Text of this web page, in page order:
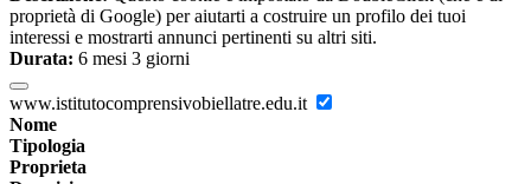
proprietà di Google) per aiutarti a costruire un profilo dei tuoi
interessi e mostrarti annunci pertinenti su altri siti.
Durata: 6 mesi 3 giorni
www.istitutocomprensivobiellatre.edu.it
Nome
Tipologia
Proprieta